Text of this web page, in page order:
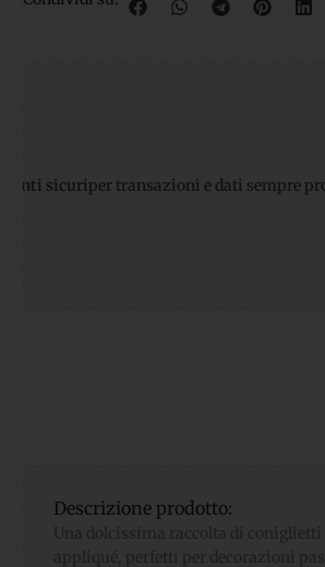
sicuriper transazioni e dati sempre
Descrizione prodotto: